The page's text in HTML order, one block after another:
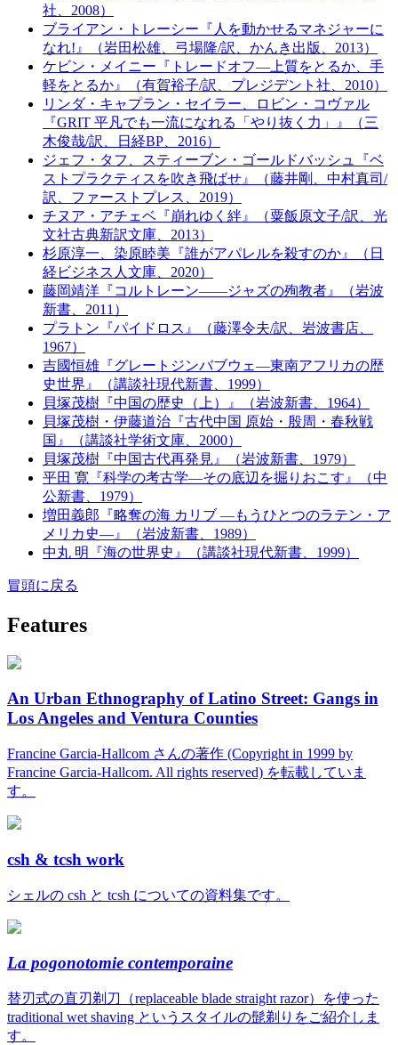
社、2008）
ブライアン・トレーシー『人を動かせるマネジャーに
なれ!』（岩田松雄、弓場隆/訳、かんき出版、2013）
ケビン・メイニー『トレードオフ―上質をとるか、手
軽をとるか』（有賀裕子/訳、プレジデント社、2010）
リンダ・キャプラン・セイラー、ロビン・コヴァル
『GRIT 平凡でも一流になれる「やり抜く力」』（三
木俊哉/訳、日経BP、2016）
ジェフ・タフ、スティーブン・ゴールドバッシュ『ベ
ストプラクティスを吹き飛ばせ』（藤井剛、中村真司/
訳、ファーストプレス、2019）
チヌア・アチェベ『崩れゆく絆』（粟飯原文子/訳、光
文社古典新訳文庫、2013）
杉原淳一、染原睦美『誰がアパレルを殺すのか』（日
経ビジネス人文庫、2020）
藤岡靖洋『コルトレーン――ジャズの殉教者』（岩波
新書、2011）
プラトン『パイドロス』（藤澤令夫/訳、岩波書店、
1967）
吉國恒雄『グレートジンバブウェ―東南アフリカの歴
史世界』（講談社現代新書、1999）
貝塚茂樹『中国の歴史（上）』（岩波新書、1964）
貝塚茂樹・伊藤道治『古代中国 原始・殷周・春秋戦
国』（講談社学術文庫、2000）
貝塚茂樹『中国古代再発見』（岩波新書、1979）
平田 寛『科学の考古学―その底辺を掘りおこす』（中
公新書、1979）
増田義郎『略奪の海 カリブ —もうひとつのラテン・ア
メリカ史—』（岩波新書、1989）
中丸 明『海の世界史』（講談社現代新書、1999）
冒頭に戻る
Features
An Urban Ethnography of Latino Street: Gangs in
Los Angeles and Ventura Counties
Francine Garcia-Hallcom さんの著作 (Copyright in 1999 by
Francine Garcia-Hallcom. All rights reserved) を転載していま
す。
csh & tcsh work
シェルの csh と tcsh についての資料集です。
La pogonotomie contemporaine
替刃式の直刃剃刀（replaceable blade straight razor）を使った
traditional wet shaving というスタイルの髭剃りをご紹介しま
す。